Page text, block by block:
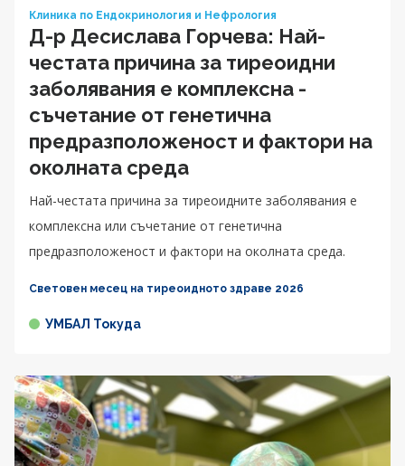
Клиника по Ендокринология и Нефрология
Д-р Десислава Горчева: Най-
честата причина за тиреоидни
заболявания е комплексна -
съчетание от генетична
предразположеност и фактори на
околната среда
Най-честата причина за тиреоидните заболявания е
комплексна или съчетание от генетична
предразположеност и фактори на околната среда.
Световен месец на тиреоидното здраве 2026
УМБАЛ Токуда